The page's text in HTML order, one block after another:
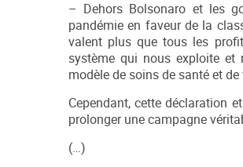
– Dehors Bolsonaro et les
pandémie en faveur de la
valent plus que tous les
système qui nous exploite et
modèle de soins de santé et
Cependant, cette déclaration
prolonger une campagne
(…)